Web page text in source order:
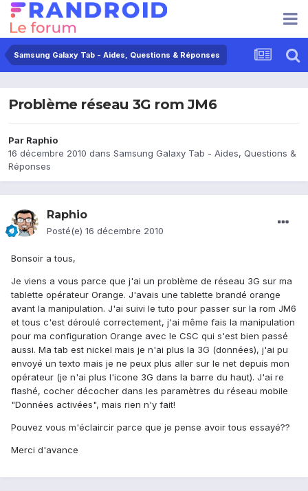
Samsung Galaxy Tab - Aides, Questions & Réponses
Problème réseau 3G rom JM6
Par Raphio
16 décembre 2010 dans Samsung Galaxy Tab - Aides, Questions &
Réponses
Raphio
Posté(e) 16 décembre 2010
Bonsoir a tous,
Je viens a vous parce que j'ai un problème de réseau 3G sur ma
tablette opérateur Orange. J'avais une tablette brandé orange
avant la manipulation. J'ai suivi le tuto pour passer sur la rom JM6
et tous c'est déroulé correctement, j'ai même fais la manipulation
pour ma configuration Orange avec le CSC qui s'est bien passé
aussi. Ma tab est nickel mais je n'ai plus la 3G (données), j'ai pu
envoyé un texto mais je ne peux plus aller sur le net depuis mon
opérateur (je n'ai plus l'icone 3G dans la barre du haut). J'ai re
flashé, cocher décocher dans les paramètres du réseau mobile
"Données activées", mais rien n'y fait!
Pouvez vous m'éclaircir parce que je pense avoir tous essayé??
Merci d'avance